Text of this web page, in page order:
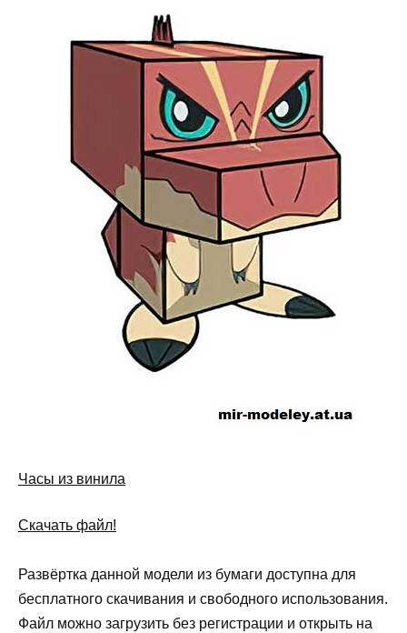
Часы из винила
Скачать файл!
Развёртка данной модели из бумаги доступна для
бесплатного скачивания и свободного использования.
Файл можно загрузить без регистрации и открыть на